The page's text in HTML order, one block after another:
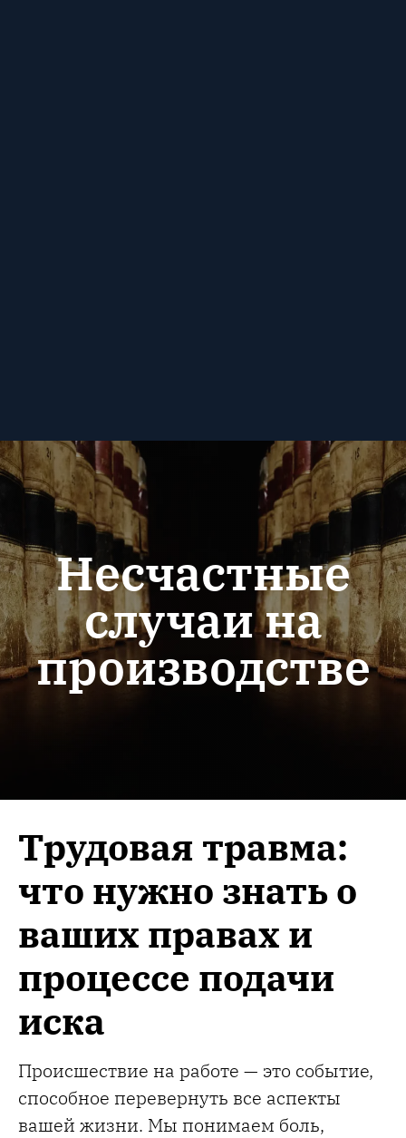
Несчастные
случаи на
производстве
Трудовая травма:
что нужно знать о
ваших правах и
процессе подачи
иска
Происшествие на работе — это событие,
способное перевернуть все аспекты
вашей жизни. Мы понимаем боль,